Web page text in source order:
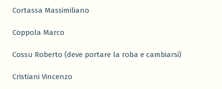
Cortassa Massimiliano
Coppola Marco
Cossu Roberto (deve portare la roba e cambiarsi)
Cristiani Vincenzo